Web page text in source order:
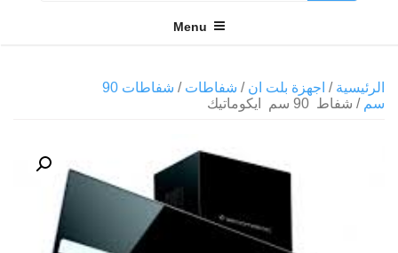
Menu
الرئيسية / اجهزة بلت ان / شفاطات /
شفاطات 90
سم / شفاط 90 سم ايكوماتيك